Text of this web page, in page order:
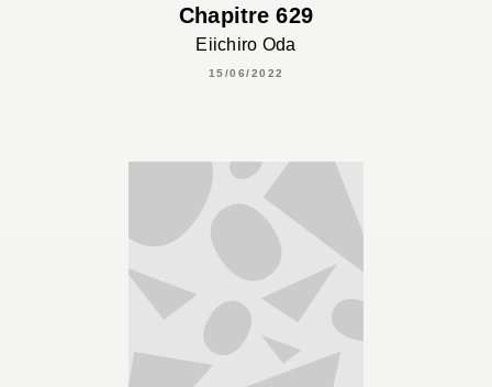
Chapitre 629
Eiichiro Oda
15/06/2022